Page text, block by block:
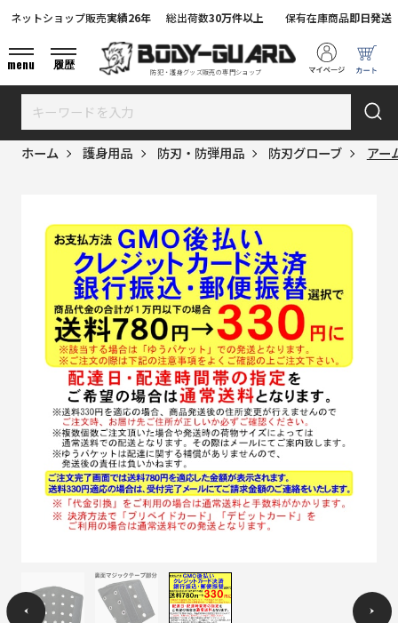
防犯・護身グッズ販売の専門ショップ
ネットショップ販売実績26年 総出荷数30万件以上 保有在庫商品即日発送
menu 履歴
ホーム 護身用品 防刃・防弾用品 防刃グローブ アー